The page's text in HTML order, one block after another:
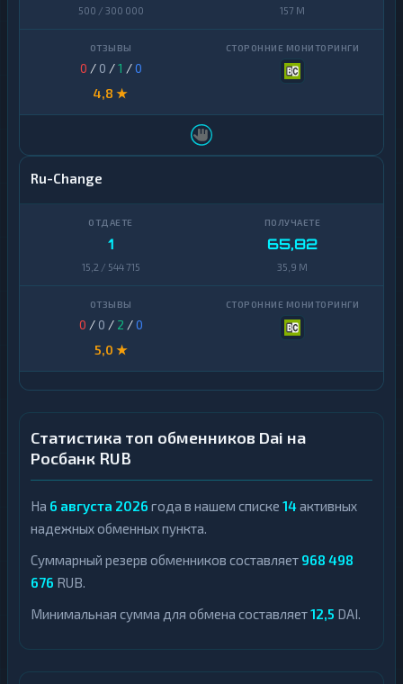
500 / 300 000 157 M
0 / 0 /1 /0
4,8 ★
Ru-Change
1
15,2 / 544 715
65,82
35,9 M
0 / 0 / 2 /0
5,0 ★
Статистика топ обменников Dai на
Росбанк RUB
На 6 августа 2026 года в нашем списке 14активных
надежных обменных пункта.
Суммарный резерв обменников составляет 968 498
676 RUB.
Минимальная сумма для обмена составляет12,5 DAI.